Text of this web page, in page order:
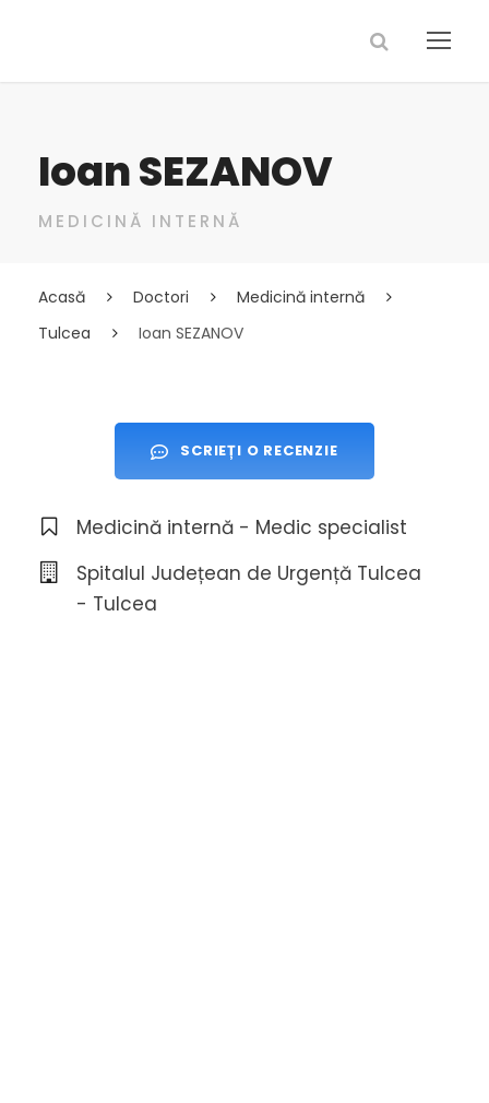
Ioan SEZANOV
MEDICINĂ INTERNĂ
Acasă Doctori
Medicină internă
Tulcea
Ioan SEZANOV
SCRIEȚI O RECENZIE
Medicină internă - Medic specialist
Spitalul Județean de Urgență Tulcea
- Tulcea